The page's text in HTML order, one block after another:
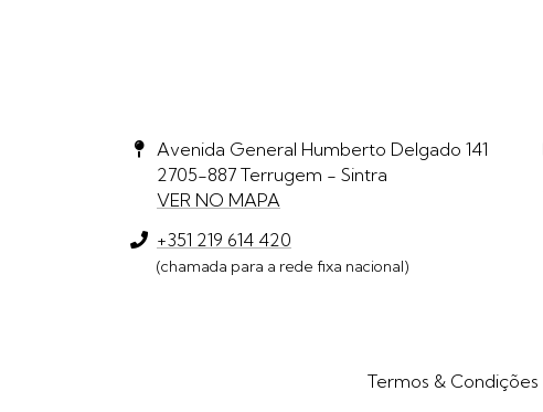
Avenida General Humberto Delgado 141
2705-887 Terrugem - Sintra
VER NO MAPA
+351 219 614 420
(chamada para a rede fixa nacional)
Termos & Condições